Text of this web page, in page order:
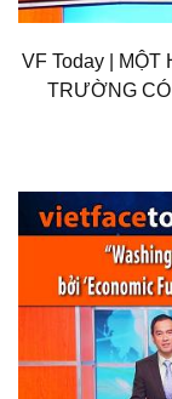
VF Today | MỘT
TRƯỜNG CÓ